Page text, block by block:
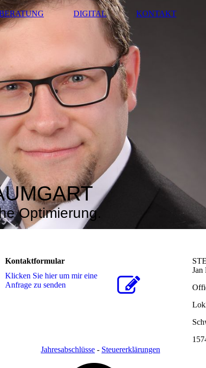
DIGITAL KONTAKT
Optimierung.
Kontaktformular
Klicken Sie hier um mir eine
Anfrage zu senden
Jahresabschlüsse - Steuererklärungen
Jan